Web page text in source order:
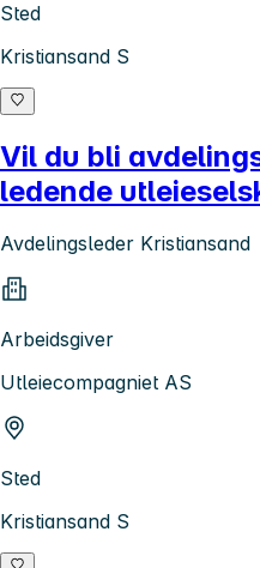
Sted
Kristiansand S
Vil du bli
ledende
Avdelingsleder Kristiansand
Arbeidsgiver
Utleiecompagniet AS
Sted
Kristiansand S